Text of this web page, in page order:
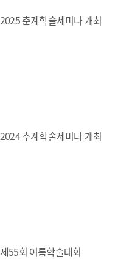
2025 춘계학술세미나 개최
2024 추계학술세미나 개최
제55회 여름학술대회